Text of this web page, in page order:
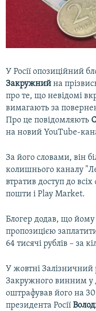
ВІДЕОУРОКИ «ELIFBE»
СВІДЧЕННЯ ОКУПАЦІЇ
УКРАЇНСЬКА ПРОБЛЕМА
Qırımtatar
Усі сайти RFE/RL
У Росії опозиційний
Закружний на
про те, що невідомі
вимагають за
Про це повідомляють
на новий YouTube-
За його словами, він
колишнього каналу
втратив доступ до
пошти і Play Market.
Блогер додав, що
пропозицією
64 тисячі рублів – за
У жовтні
Закружного винним у
оштрафував його на 30
президента Росії